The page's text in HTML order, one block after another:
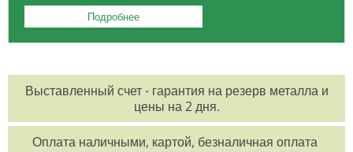
выбранной вами транспортной компании.
8 495 215-17-81,
8 800 555-57-68
или по электронной почте office@orisgroup.ru
БЕСПЛАТНЫЙ ЗАЕЗДна складскую территорию для клиентов "ТПК
Союз-Орис".
Подробнее
Выставленный счет - гарантия на резерв металла и
цены на 2 дня.
Оплата наличными, картой, безналичная оплата